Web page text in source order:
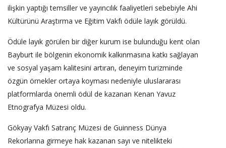
ilişkin yaptığı temsiller ve yayıncılık faaliyetleri sebebiyle Ahi
Kültürünü Araştırma ve Eğitim Vakfı ödüle layık görüldü.
Ödüle layık görülen bir diğer kurum ise bulunduğu kent olan
Bayburt ile bölgenin ekonomik kalkınmasına katkı sağlayan
ve sosyal yaşam kalitesini artıran, deneyim turizminde
özgün örnekler ortaya koyması nedeniyle uluslararası
platformlarda önemli ödül de kazanan Kenan Yavuz
Etnografya Müzesi oldu.
Gökyay Vakfı Satranç Müzesi de Guinness Dünya
Rekorlarına girmeye hak kazanan sayı ve nitelikteki